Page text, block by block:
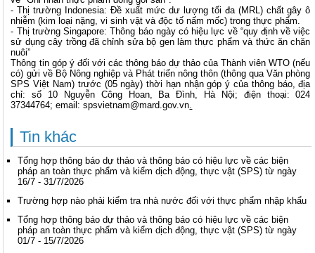
- Thị trường Indonesia: Đề xuất mức dư lượng tối đa (MRL) chất gây ô
nhiễm (kim loại nặng, vi sinh vật và độc tố nấm mốc) trong thực phẩm.
- Thị trường Singapore: Thông báo ngày có hiệu lực về “quy định về việc
sử dụng cây trồng đã chỉnh sửa bộ gen làm thực phẩm và thức ăn chăn
nuôi”
Thông tin góp ý đối với các thông báo dự thảo của Thành viên WTO (nếu
có) gửi về Bộ Nông nghiệp và Phát triển nông thôn (thông qua Văn phòng
SPS Việt Nam) trước (05 ngày) thời hạn nhận góp ý của thông báo, địa
chỉ: số 10 Nguyễn Công Hoan, Ba Đình, Hà Nội; điện thoại: 024
37344764; email:spsvietnam@mard.gov.vn.
Tin khác
Tổng hợp thông báo dự thảo và thông báo có hiệu lực về các biện
pháp an toàn thực phẩm và kiểm dịch động, thực vật (SPS) từ ngày
16/7 - 31/7/2026
Trường hợp nào phải kiểm tra nhà nước đối với thực phẩm nhập khẩu
Tổng hợp thông báo dự thảo và thông báo có hiệu lực về các biện
pháp an toàn thực phẩm và kiểm dịch động, thực vật (SPS) từ ngày
01/7 - 15/7/2026